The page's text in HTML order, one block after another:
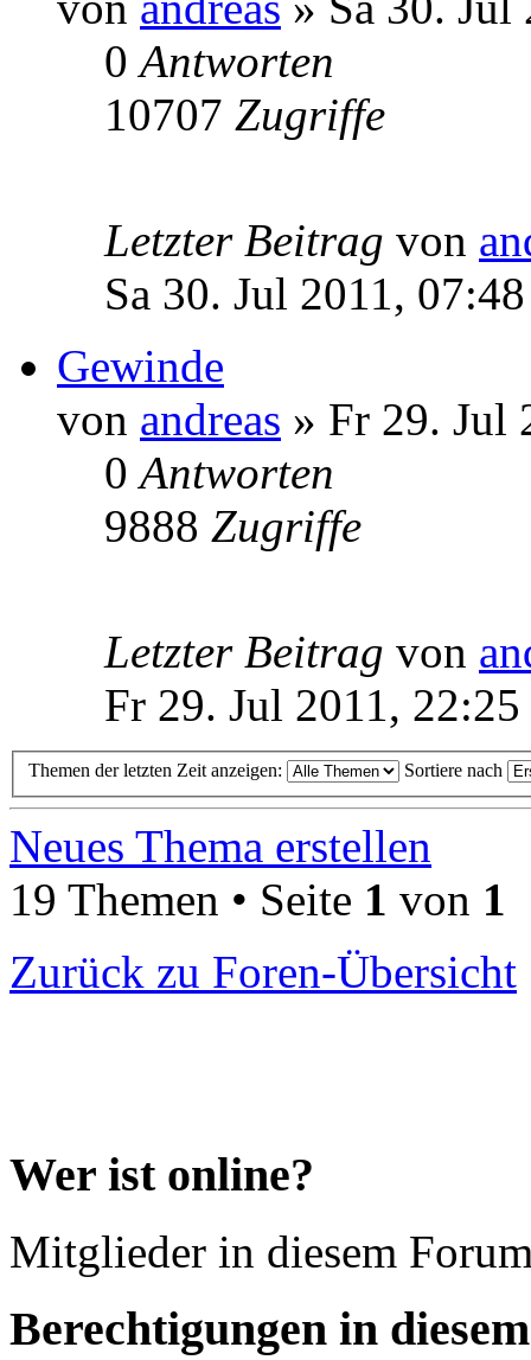
0Antworten
10707 Zugriffe
Letzter Beitrag von
Sa 30. Jul 2011, 07:48
Gewinde
von andreas » Fr 29. Jul
0Antworten
9888 Zugriffe
Letzter Beitrag von
Fr 29. Jul 2011, 22:25
Themen der letzten Zeit anzeigen: Sortiere nach
Neues Thema erstellen
19 Themen • Seite 1 von 1
Zurück zu Foren-Übersicht
Wer ist online?
Mitglieder in diesem
Berechtigungen in